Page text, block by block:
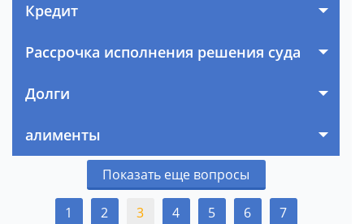
Кредит
Рассрочка исполнения решения суда
Долги
алименты
Показать еще вопросы
1 2 3 4 5 6 7